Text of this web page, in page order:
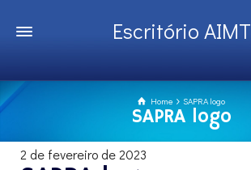
Escritório AIMT
Home SAPRA logo
SAPRA logo
2 de fevereiro de 2023